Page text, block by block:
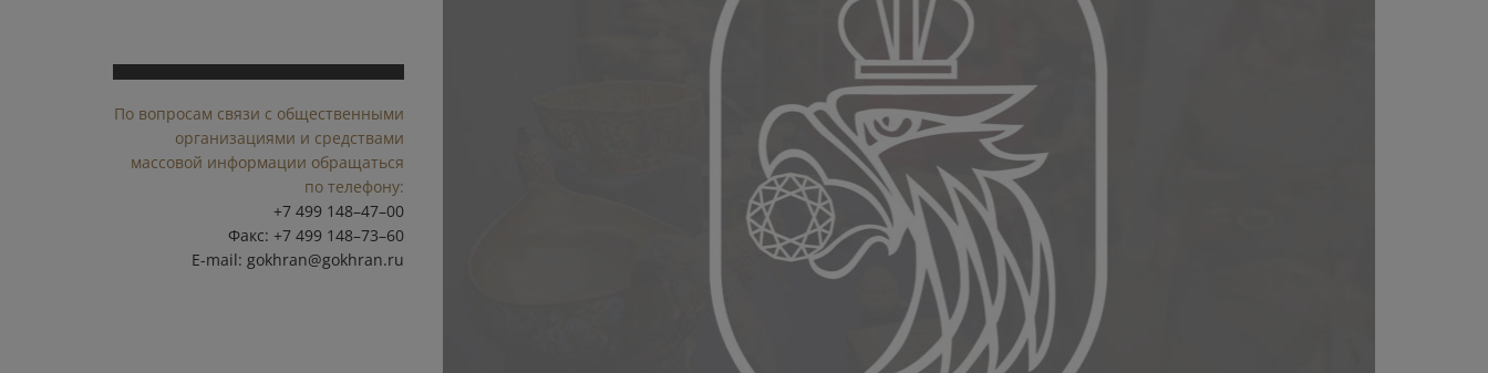
По вопросам связи с общественными
организациями и средствами
массовой информации обращаться
по телефону:
+7 499 148–47–00
Факс: +7 499 148–73–60
E-mail: gokhran@gokhran.ru